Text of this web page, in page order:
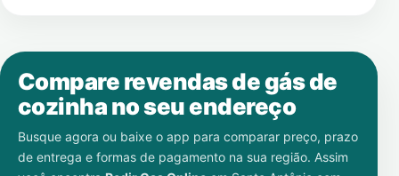
Compare revendas de gás de
cozinha no seu endereço
Busque agora ou baixe o app para comparar preço, prazo
de entrega e formas de pagamento na sua região. Assim